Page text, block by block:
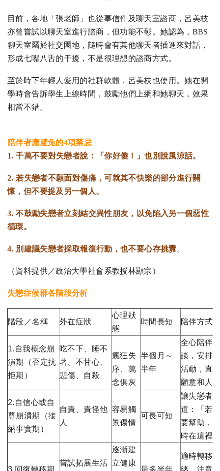
目前，各地「張老師」也從事信件及聊天室諮商，呂美枝
亦曾嘗試以聊天室進行諮商，但功能不彰。她認為，BBS
聊天室屬於社交園地，隨時會有其他聊天者插進來對話，
形成七嘴八舌的干擾，不是很理想的諮商方式。
至於時下年輕人愛用的社群軟體，呂美枝也使用。她在開
學時會告訴學生上線時間，鼓勵他們上網和她聊天，效果
相當不錯。
陪伴者應避免的4項禁忌
1. 千萬不要對失戀者說：「你好傻！」也別說風涼話。
2. 若失戀者不願面對傷痛，可就其不快樂的部分進行關
懷，但不要提及另一個人。
3. 不鼓勵失戀者立刻結交異性朋友，以免陷入另一個惡性
循環。
4. 別建議失戀者採取報復行動，也不要心存挑釁。
（資料提供／政治大學社會系教授林顯宗）
失戀症候群各階段分析
階段／名稱 外在症狀
心理狀
態
時間長短 陪伴方式
1.自我概念崩
潰期（否定抗
拒期）
吃不下、睡不
著、不甘心、
悲傷、自殺
瘋狂失
序、萬
念俱灰
半個月～
半年
全心陪伴
談，安排
活動，直
願意和人
2.自信心或自
尊崩潰期（接
納事實期）
自責、責怪他
人
容易觸
景傷情
可長可短
讓失戀者
道：「若
要幫助，
時在這裡
嘗試拓展生活
逐漸建
立健康
適時轉移